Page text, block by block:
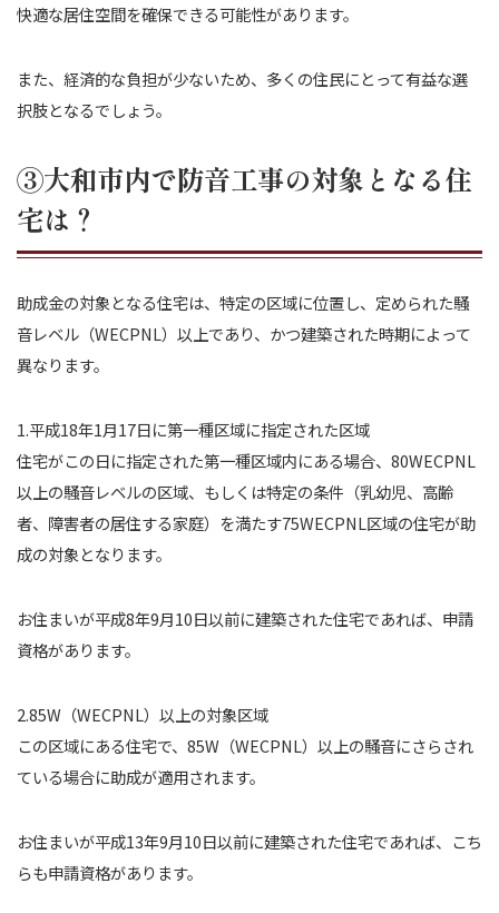
快適な居住空間を確保できる可能性があります。
また、経済的な負担が少ないため、多くの住民にとって有益な選
択肢となるでしょう。
③大和市内で防音工事の対象となる住
宅は？
助成金の対象となる住宅は、特定の区域に位置し、定められた騒
音レベル（WECPNL）以上であり、かつ建築された時期によって
異なります。
1.平成18年1月17日に第一種区域に指定された区域
住宅がこの日に指定された第一種区域内にある場合、80WECPNL
以上の騒音レベルの区域、もしくは特定の条件（乳幼児、高齢
者、障害者の居住する家庭）を満たす75WECPNL区域の住宅が助
成の対象となります。
お住まいが平成8年9月10日以前に建築された住宅であれば、申請
資格があります。
2.85W（WECPNL）以上の対象区域
この区域にある住宅で、85W（WECPNL）以上の騒音にさらされ
ている場合に助成が適用されます。
お住まいが平成13年9月10日以前に建築された住宅であれば、こち
らも申請資格があります。